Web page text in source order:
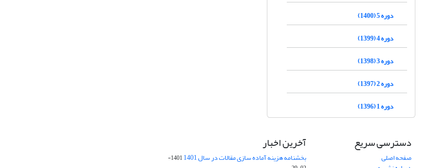
دوره 5 (1400)
دوره 4 (1399)
دوره 3 (1398)
دوره 2 (1397)
دوره 1 (1396)
دسترسی سریع
صفحه اصلی
آخرین اخبار
بخشنامه هزینه آماده سازی مقالات در سال 1401
1401-